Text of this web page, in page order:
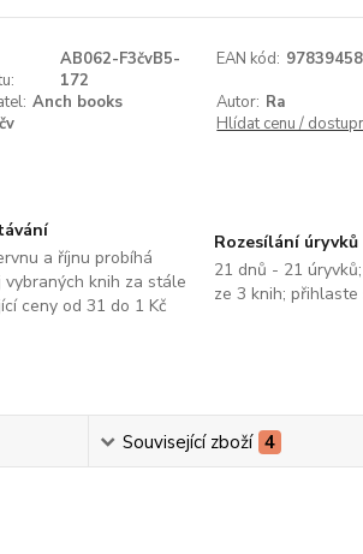
AB062-F3čvB5-
172
EAN kód:
Anch books Autor: Ra
čv Hlídat cenu /
a říjnu probíhá
vybraných knih za stále
ceny od 31 do 1 Kč
Rozesílání úryvků
21 dnů - 21
ze 3 knih;
Související zboží 4